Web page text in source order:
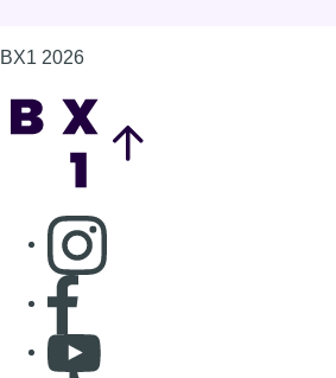
BX1 2026
Consulter page Instagram
Consulter page Facebook
Consulter Youtube